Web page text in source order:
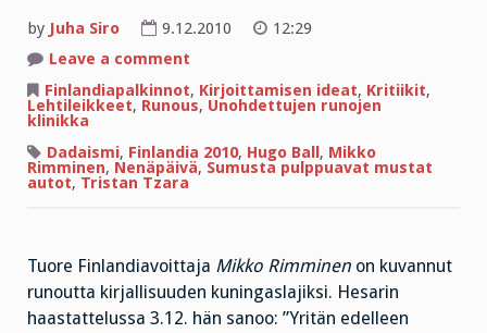
by Juha Siro 9.12.2010
12:29
Leave a comment
unohdettujen
runojen
klinikalla
Finlandiapalkinnot, Kirjoittamisen ideat, Kritiikit,
Lehtileikkeet, Runous, Unohdettujen runojen
klinikka
Dadaismi, Finlandia 2010, Hugo Ball, Mikko
Rimminen, Nenäpäivä, Sumusta pulppuavat mustat
autot, Tristan Tzara
Tuore Finlandiavoittaja Mikko Rimminen on kuvannut
runoutta kirjallisuuden kuningaslajiksi. Hesarin
haastattelussa 3.12. hän sanoo: ”Yritän edelleen